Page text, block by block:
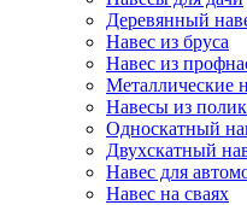
Деревянный
Навес из бруса
Навес из
Металлические
Навесы из
Односкатный
Двухскатный
Навес для
Навес на сваях